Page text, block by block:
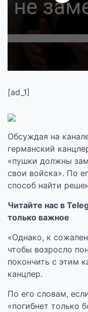
[ad_1]
Обсуждая на
германский
«пушки должны
свои войска». По
способ найти
Читайте нас в
только важное
«Однако, к
чтобы возросло
покончить с этим
канцлер.
По его словам,
«погибнет только